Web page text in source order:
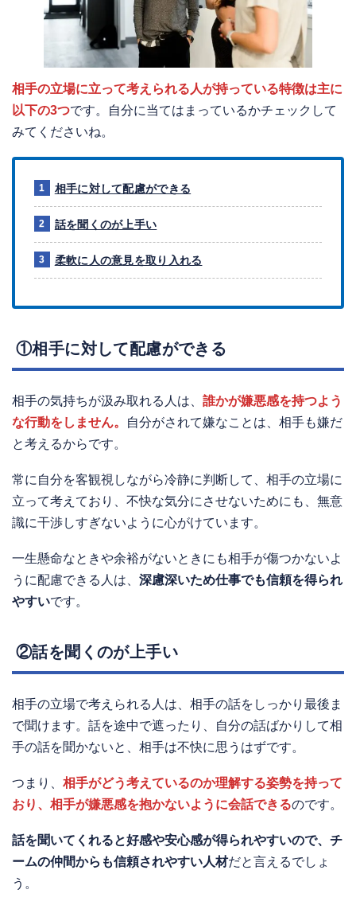
相手の立場に立って考えられる人が持っている特徴は主に
以下の3つです。自分に当てはまっているかチェックして
みてくださいね。
相手に対して配慮ができる
話を聞くのが上手い
柔軟に人の意見を取り入れる
①相手に対して配慮ができる
相手の気持ちが汲み取れる人は、 誰かが嫌悪感を持つよう
な行動をしません。
自分がされて嫌なことは、相手も嫌だ
と考えるからです。
常に自分を客観視しながら冷静に判断して、相手の立場に
立って考えており、不快な気分にさせないためにも、無意
識に干渉しすぎないように心がけています。
一生懸命なときや余裕がないときにも相手が傷つかないよ
うに配慮できる人は、 深慮深いため仕事でも信頼を得られ
やすいです。
②話を聞くのが上手い
相手の立場で考えられる人は、相手の話をしっかり最後ま
で聞けます。話を途中で遮ったり、自分の話ばかりして相
手の話を聞かないと、相手は不快に思うはずです。
つまり、 相手がどう考えているのか理解する姿勢を持って
おり、相手が嫌悪感を抱かないように会話できるのです。
話を聞いてくれると好感や安心感が得られやすいので、チ
ームの仲間からも信頼されやすい人材だと言えるでしょ
う。